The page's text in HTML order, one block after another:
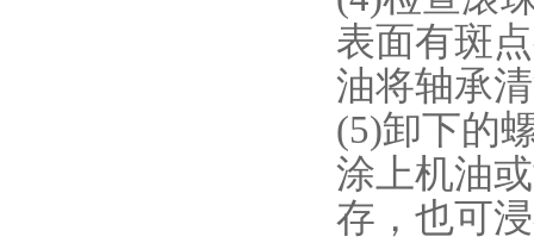
表面有斑
油将轴承
(5)卸下的
涂上机油
存，也可